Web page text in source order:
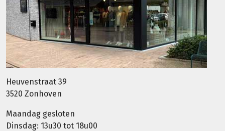
Heuvenstraat 39
3520 Zonhoven
Maandag gesloten
Dinsdag: 13u30 tot 18u00